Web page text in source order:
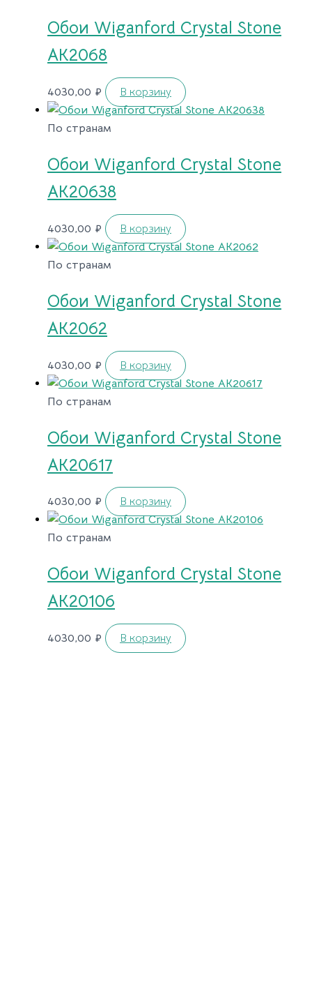
Обои Wiganford Crystal Stone
AK2068
4030,00 ₽ В корзину
По странам
Обои Wiganford Crystal Stone
AK20638
4030,00 ₽ В корзину
По странам
Обои Wiganford Crystal Stone
AK2062
4030,00 ₽ В корзину
По странам
Обои Wiganford Crystal Stone
AK20617
4030,00 ₽ В корзину
По странам
Обои Wiganford Crystal Stone
AK20106
4030,00 ₽ В корзину